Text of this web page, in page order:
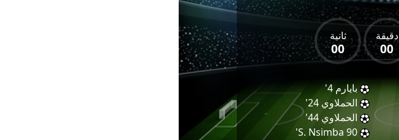
دقيقة
00
ثانية
00
بايارم4'
الحملاوي 24'
الحملاوي 44'
S. Nsimba90'